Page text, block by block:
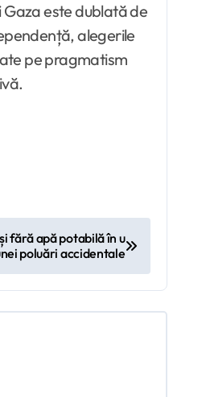
este dublată de
alegerile
pe pragmatism
fără apă potabilă în u
poluări accidentale